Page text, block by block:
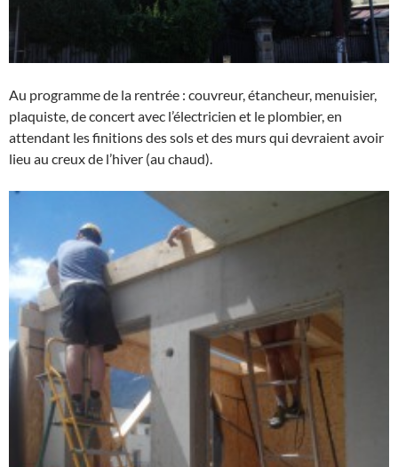
Au programme de la rentrée : couvreur, étancheur, menuisier,
plaquiste, de concert avec l’électricien et le plombier, en
attendant les finitions des sols et des murs qui devraient avoir
lieu au creux de l’hiver (au chaud).